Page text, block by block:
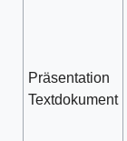
Präsentation
Textdokument